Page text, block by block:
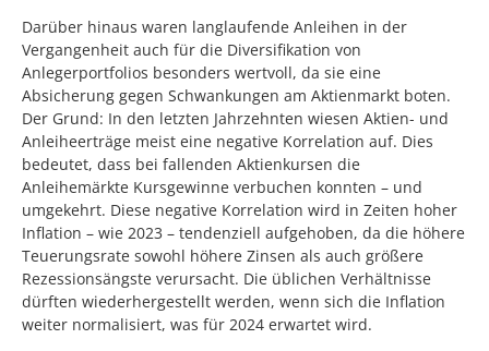
Darüber hinaus waren langlaufende Anleihen in der
Vergangenheit auch für die Diversifikation von
Anlegerportfolios besonders wertvoll, da sie eine
Absicherung gegen Schwankungen am Aktienmarkt boten.
Der Grund: In den letzten Jahrzehnten wiesen Aktien- und
Anleiheerträge meist eine negative Korrelation auf. Dies
bedeutet, dass bei fallenden Aktienkursen die
Anleihemärkte Kursgewinne verbuchen konnten – und
umgekehrt. Diese negative Korrelation wird in Zeiten hoher
Inflation – wie 2023 – tendenziell aufgehoben, da die höhere
Teuerungsrate sowohl höhere Zinsen als auch größere
Rezessionsängste verursacht. Die üblichen Verhältnisse
dürften wiederhergestellt werden, wenn sich die Inflation
weiter normalisiert, was für 2024 erwartet wird.